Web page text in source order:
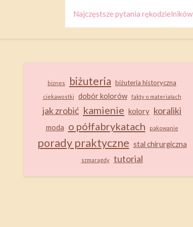
Najczęstsze pytania rękodzielników
biznes biżuteria biżuteria historyczna
ciekawostki dobór kolorów fakty o materiałach
jak zrobić kamienie kolory koraliki
moda o półfabrykatach pakowanie
porady praktyczne stal chirurgiczna
szmaragdy tutorial